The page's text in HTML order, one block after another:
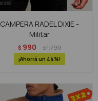
CAMPERA RADEL DIXIE -
Militar
$ 990 $1.790
44